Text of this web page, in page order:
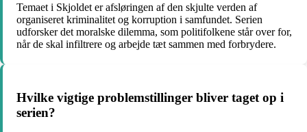
Temaet i Skjoldet er afsløringen af den skjulte verden af
organiseret kriminalitet og korruption i samfundet. Serien
udforsker det moralske dilemma, som politifolkene står over for,
når de skal infiltrere og arbejde tæt sammen med forbrydere.
Hvilke vigtige problemstillinger bliver taget op i
serien?